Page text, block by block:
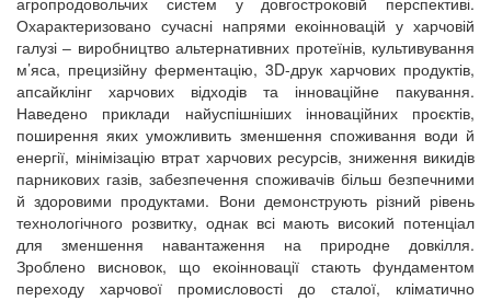
Охарактеризовано сучасні напрями екоінновацій у харчовій
галузі ‒ виробництво альтернативних протеїнів, культивування
м’яса, прецизійну ферментацію, 3D-друк харчових продуктів,
апсайклінг харчових відходів та інноваційне пакування.
Наведено приклади найуспішніших інноваційних проєктів,
поширення яких уможливить зменшення споживання води й
енергії, мінімізацію втрат харчових ресурсів, зниження викидів
парникових газів, забезпечення споживачів більш безпечними
й здоровими продуктами. Вони демонструють різний рівень
технологічного розвитку, однак всі мають високий потенціал
для зменшення навантаження на природне довкілля.
Зроблено висновок, що екоінновації стають фундаментом
переходу харчової промисловості до сталої, кліматично